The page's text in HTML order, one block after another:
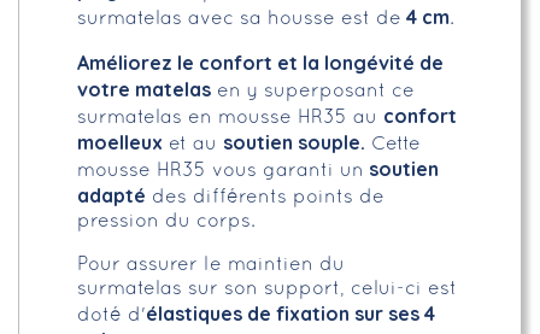
surmatelas avec sa housse est de 4 cm.
Améliorez le confort et la longévité de
votre matelas en y superposant ce
surmatelas en mousse HR35 au confort
moelleux et au soutien souple. Cette
mousse HR35 vous garanti un soutien
adapté des différents points de
pression du corps.
Pour assurer le maintien du
surmatelas sur son support, celui-ci est
doté d' élastiques de fixation sur ses 4